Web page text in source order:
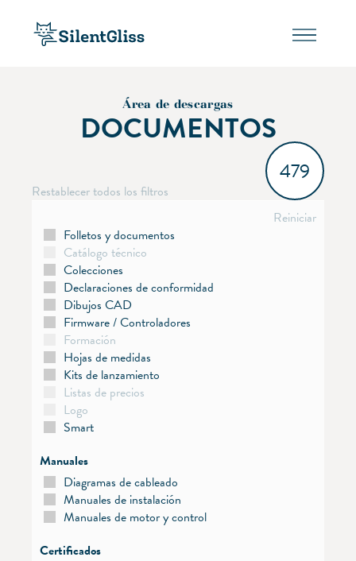
Área de descargas
DOCUMENTOS
Restablecer todos los filtros
Reiniciar
Folletos y documentos
Catálogo técnico
Colecciones
Declaraciones de conformidad
Dibujos CAD
Firmware / Controladores
Formación
Hojas de medidas
Kits de lanzamiento
Listas de precios
Logo
Smart
Manuales
Diagramas de cableado
Manuales de instalación
Manuales de motor y control
Certificados
479